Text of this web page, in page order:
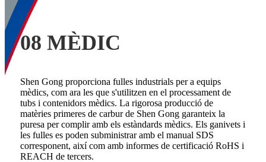
08 MÈDIC
Shen Gong proporciona fulles industrials per a equips
mèdics, com ara les que s'utilitzen en el processament de
tubs i contenidors mèdics. La rigorosa producció de
matèries primeres de carbur de Shen Gong garanteix la
puresa per complir amb els estàndards mèdics. Els ganivets i
les fulles es poden subministrar amb el manual SDS
corresponent, així com amb informes de certificació RoHS i
REACH de tercers.